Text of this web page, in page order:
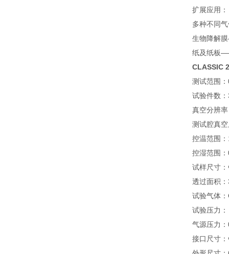
扩展应用：
多种不同
生物降解
纸及纸板
CLASSIC
测试范围
试验件数
真空分辨
测试腔真
控温范围
控湿范围
试样尺寸
透过面积
试验气体
试验压力
气源压力
接口尺寸